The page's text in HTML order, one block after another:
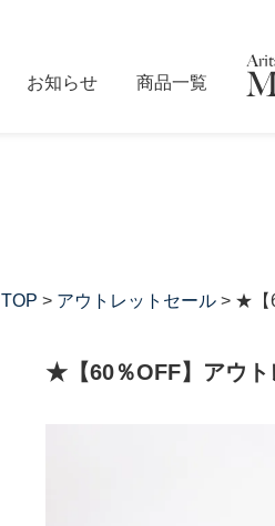
お知らせ 商品一覧
TOP > アウトレットセール > ★【
★【60％OFF】アウ